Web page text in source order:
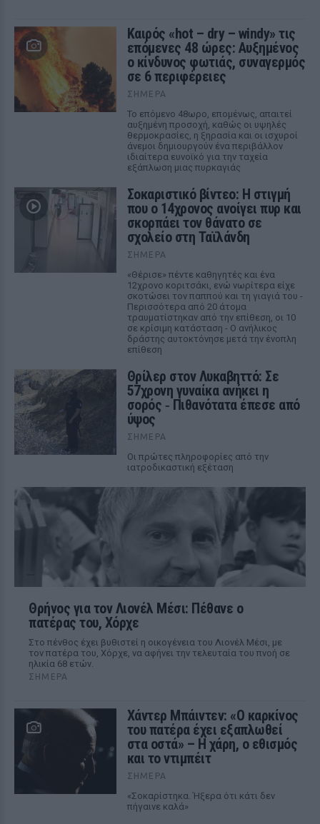
Καιρός «hot – dry – windy» τις
επόμενες 48 ώρες: Αυξημένος
ο κίνδυνος φωτιάς, συναγερμός
σε 6 περιφέρειες
ΣΉΜΕΡΑ
Το επόμενο 48ωρο, επομένως, απαιτεί
αυξημένη προσοχή, καθώς οι υψηλές
θερμοκρασίες, η ξηρασία και οι ισχυροί
άνεμοι δημιουργούν ένα περιβάλλον
ιδιαίτερα ευνοϊκό για την ταχεία
εξάπλωση μιας πυρκαγιάς
Σοκαριστικό βίντεο: Η στιγμή
που ο 14χρονος ανοίγει πυρ και
σκορπάει τον θάνατο σε
σχολείο στη Ταϊλάνδη
ΣΉΜΕΡΑ
«Θέρισε» πέντε καθηγητές και ένα
12χρονο κοριτσάκι, ενώ νωρίτερα είχε
σκοτώσει τον παππού και τη γιαγιά του -
Περισσότερα από 20 άτομα
τραυματίστηκαν από την επίθεση, οι 10
σε κρίσιμη κατάσταση - Ο ανήλικος
δράστης αυτοκτόνησε μετά την ένοπλη
επίθεση
Θρίλερ στον Λυκαβηττό: Σε
57χρονη γυναίκα ανήκει η
σορός ‑ Πιθανότατα έπεσε από
ύψος
ΣΉΜΕΡΑ
Οι πρώτες πληροφορίες από την
ιατροδικαστική εξέταση
Θρήνος για τον Λιονέλ Μέσι: Πέθανε ο
πατέρας του, Χόρχε
Στο πένθος έχει βυθιστεί η οικογένεια του Λιονέλ Μέσι, με
τον πατέρα του, Χόρχε, να αφήνει την τελευταία του πνοή σε
ηλικία 68 ετών.
ΣΉΜΕΡΑ
Χάντερ Μπάιντεν: «Ο καρκίνος
του πατέρα έχει εξαπλωθεί
στα οστά» – Η χάρη, ο εθισμός
και το ντιμπέιτ
ΣΉΜΕΡΑ
«Σοκαρίστηκα. Ήξερα ότι κάτι δεν
πήγαινε καλά»